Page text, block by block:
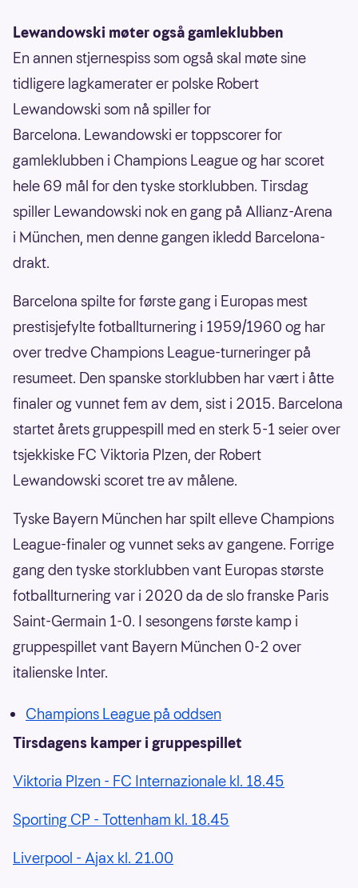
Lewandowski møter også gamleklubben
En annen stjernespiss som også skal møte sine
tidligere lagkamerater er polske Robert
Lewandowski som nå spiller for
Barcelona. Lewandowski er toppscorer for
gamleklubben i Champions League og har scoret
hele 69 mål for den tyske storklubben. Tirsdag
spiller Lewandowski nok en gang på Allianz-Arena
i München, men denne gangen ikledd Barcelona-
drakt.
Barcelona spilte for første gang i Europas mest
prestisjefylte fotballturnering i 1959/1960 og har
over tredve Champions League-turneringer på
resumeet. Den spanske storklubben har vært i åtte
finaler og vunnet fem av dem, sist i 2015. Barcelona
startet årets gruppespill med en sterk 5-1 seier over
tsjekkiske FC Viktoria Plzen, der Robert
Lewandowski scoret tre av målene.
Tyske Bayern München har spilt elleve Champions
League-finaler og vunnet seks av gangene. Forrige
gang den tyske storklubben vant Europas største
fotballturnering var i 2020 da de slo franske Paris
Saint-Germain 1-0. I sesongens første kamp i
gruppespillet vant Bayern München 0-2 over
italienske Inter.
Champions League på oddsen
Tirsdagens kamper i gruppespillet
Viktoria Plzen - FC Internazionale kl. 18.45
Sporting CP - Tottenham kl. 18.45
Liverpool - Ajax kl. 21.00